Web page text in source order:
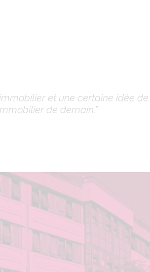
et une certaine idée
de demain."